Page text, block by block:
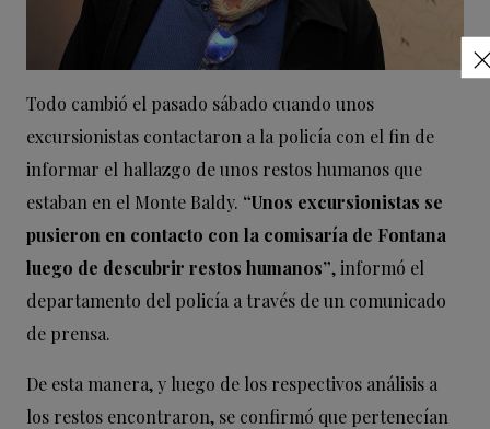
Todo cambió el pasado sábado cuando unos
excursionistas contactaron a la policía con el fin de
informar el hallazgo de unos restos humanos que
estaban en el Monte Baldy. “Unos excursionistas se
pusieron en contacto con la comisaría de Fontana
luego de descubrir restos humanos”, informó el
departamento del policía a través de un comunicado
de prensa.
De esta manera, y luego de los respectivos análisis a
los restos encontraron, se confirmó que pertenecían